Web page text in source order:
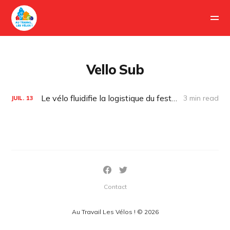
Vello Sub
JUIL. 13 Le vélo fluidifie la logistique du festival « L’été photographique » 3 min read
Au Travail Les Vélos ! © 2026
Contact